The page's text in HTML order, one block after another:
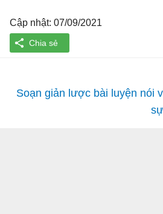
Cập nhật: 07/09/2021
Soạn giản lược bài luyện nói